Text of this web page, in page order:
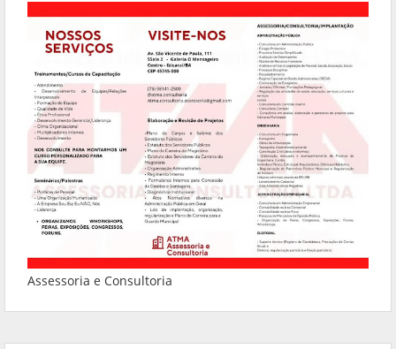
Assessoria e Consultoria